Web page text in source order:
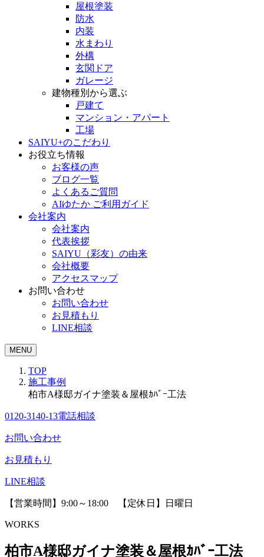
屋根塗装
防水
内装
水まわり
外構
玄関ドア
ガレージ
建物種別から選ぶ
戸建て
マンション・アパート
工場
SAIYU+のこだわり
お役立ち情報
お客様の声
ブログ一覧
よくあるご質問
AIゆたか ご利用ガイド
会社案内
会社案内
代表挨拶
SAIYU（彩友）の由来
会社概要
アクセスマップ
お問い合わせ
お問い合わせ
お見積もり
LINE相談
MENU
TOP
施工事例
柏市A様邸ガイナ塗装＆屋根ｶﾊﾞｰ工法
0120-3140-13電話相談
お問い合わせ
お見積もり
LINE相談
【営業時間】9:00～18:00 【定休日】日曜日
WORKS
柏市A様邸ガイナ塗装＆屋根ｶﾊﾞｰ工法